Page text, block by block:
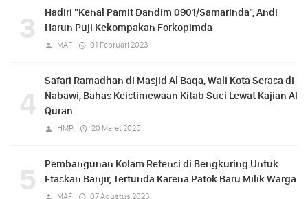
3
Hadiri "Kenal Pamit Dandim 0901/Samarinda", Andi
Harun Puji Kekompakan Forkopimda
MAF 01 Februari 2023
4
Safari Ramadhan di Masjid Al Baqa, Wali Kota Serasa di
Nabawi, Bahas Keistimewaan Kitab Suci Lewat Kajian Al
Quran
HMP 20 Maret 2025
5
Pembangunan Kolam Retensi di Bengkuring Untuk
Etaskan Banjir, Tertunda Karena Patok Baru Milik Warga
MAF 07 Agustus 2023